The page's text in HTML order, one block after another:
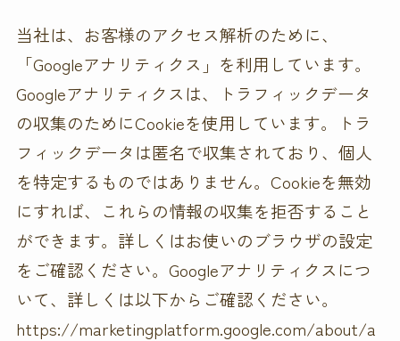
当社は、お客様のアクセス解析のために、
「Googleアナリティクス」を利用しています。
Googleアナリティクスは、トラフィックデータ
の収集のためにCookieを使用しています。トラ
フィックデータは匿名で収集されており、個人
を特定するものではありません。Cookieを無効
にすれば、これらの情報の収集を拒否すること
ができます。詳しくはお使いのブラウザの設定
をご確認ください。Googleアナリティクスにつ
いて、詳しくは以下からご確認ください。
https://marketingplatform.google.com/about/a